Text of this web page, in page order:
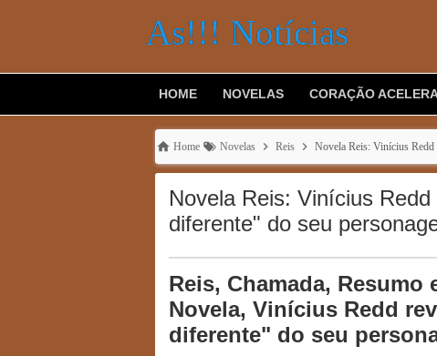
As!!! Notícias
HOME NOVELAS CORAÇÃO
Home Novelas Reis Novela Reis: Vinícius Redd
Novela Reis: Vinícius
diferente" do seu
Reis, Chamada,
Novela, Vinícius Redd
diferente" do seu